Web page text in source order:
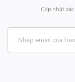
Cập nhật